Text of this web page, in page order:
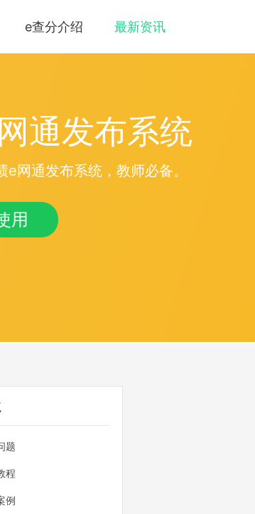
e查分介绍 最新资讯
通发布系统
网通发布系统，教师必备。
用
题
程
例